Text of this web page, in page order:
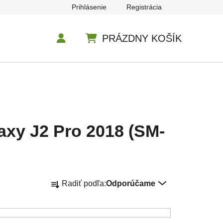
Prihlásenie Registrácia
PRÁZDNY KOŠÍK
J2 Pro 2018 (SM-
Radiť podľa:Odporúčame